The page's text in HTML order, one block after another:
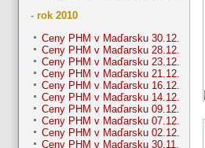
- rok 2010
Ceny PHM v Maďarsku 30.12.
Ceny PHM v Maďarsku 28.12.
Ceny PHM v Maďarsku 23.12.
Ceny PHM v Maďarsku 21.12.
Ceny PHM v Maďarsku 16.12.
Ceny PHM v Maďarsku 14.12.
Ceny PHM v Maďarsku 09.12.
Ceny PHM v Maďarsku 07.12.
Ceny PHM v Maďarsku 02.12.
Ceny PHM v Maďarsku 30.11.